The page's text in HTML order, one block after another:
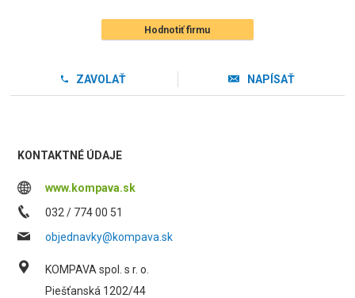
Hodnotiť firmu
ZAVOLAŤ NAPÍSAŤ
KONTAKTNÉ ÚDAJE
www.kompava.sk
032 / 774 00 51
objednavky@kompava.sk
KOMPAVA spol. s r. o.
Piešťanská 1202/44